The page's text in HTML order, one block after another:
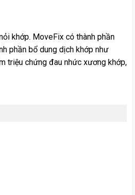
khớp. MoveFix có thành phần
phần bổ dung dịch khớp như
triệu chứng đau nhức xương khớp,